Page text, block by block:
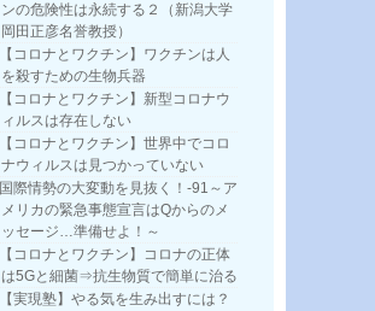
ンの危険性は永続する２（新潟大学
岡田正彦名誉教授）
【コロナとワクチン】ワクチンは人
を殺すための生物兵器
【コロナとワクチン】新型コロナウ
ィルスは存在しない
【コロナとワクチン】世界中でコロ
ナウィルスは見つかっていない
国際情勢の大変動を見抜く！-91～ア
メリカの緊急事態宣言はQからのメ
ッセージ…準備せよ！～
【コロナとワクチン】コロナの正体
は5Gと細菌⇒抗生物質で簡単に治る
【実現塾】やる気を生み出すには？